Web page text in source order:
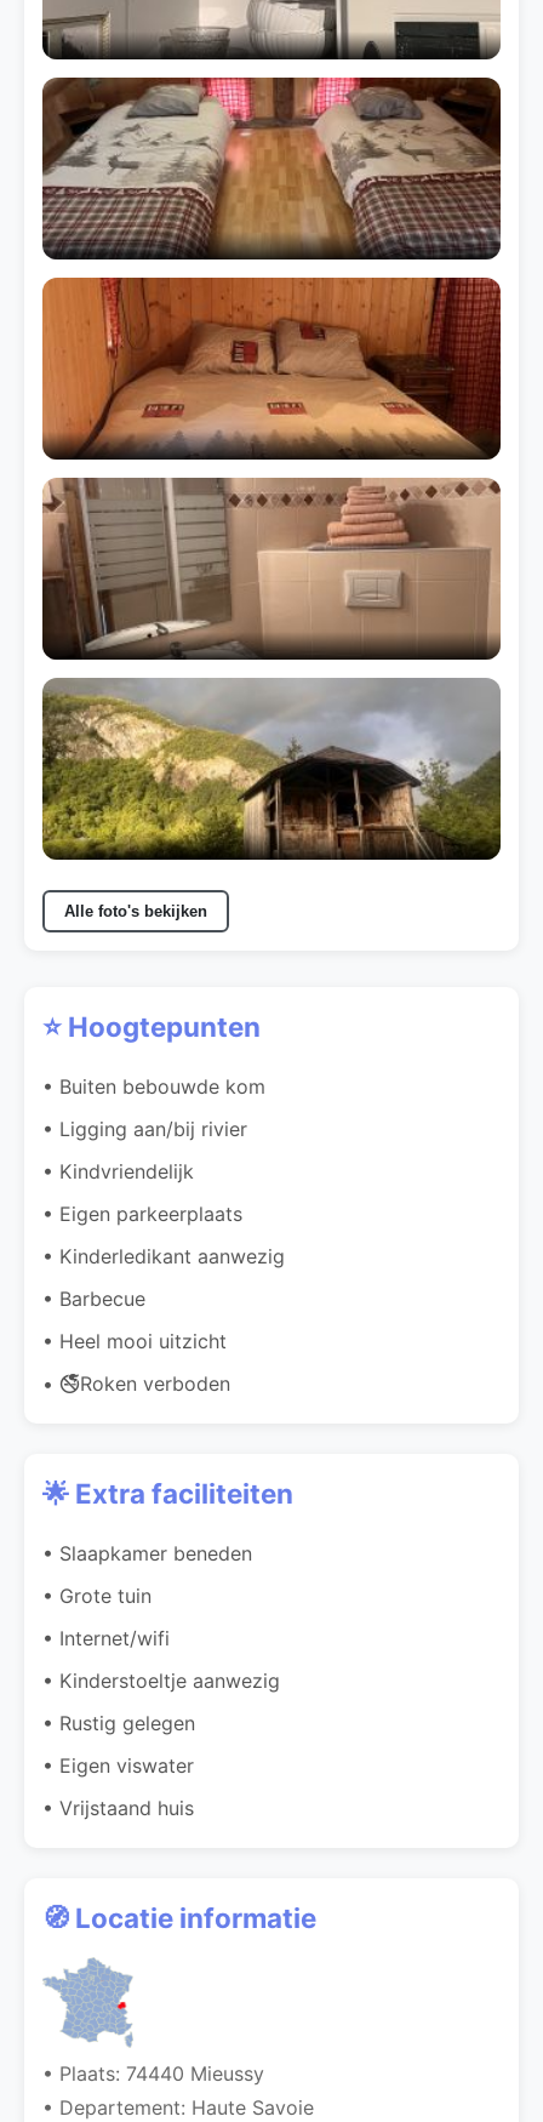
Alle foto's bekijken
⭐ Hoogtepunten
• Buiten bebouwde kom
• Ligging aan/bij rivier
• Kindvriendelijk
• Eigen parkeerplaats
• Kinderledikant aanwezig
• Barbecue
• Heel mooi uitzicht
• 🚭Roken verboden
🌟 Extra faciliteiten
• Slaapkamer beneden
• Grote tuin
• Internet/wifi
• Kinderstoeltje aanwezig
• Rustig gelegen
• Eigen viswater
• Vrijstaand huis
🧭 Locatie informatie
• Plaats: 74440 Mieussy
• Departement: Haute Savoie